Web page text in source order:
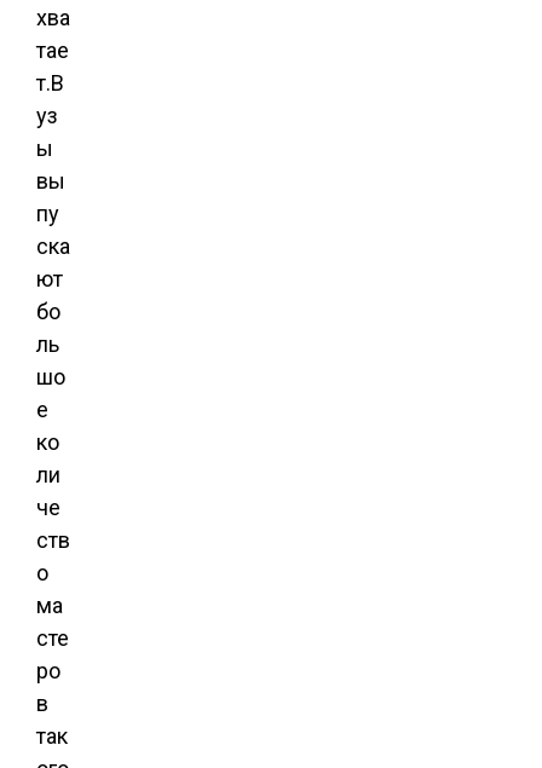
хва
тае
т.В
уз
ы
вы
пу
ска
ют
бо
ль
шо
е
ко
ли
че
ств
о
ма
сте
ро
в
так